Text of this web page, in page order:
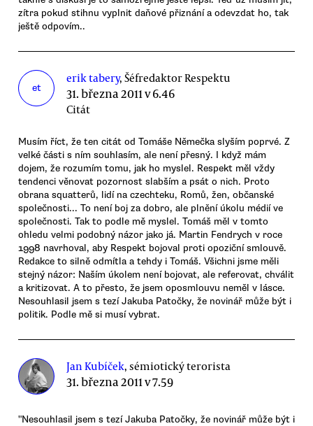
zítra pokud stihnu vyplnit daňové přiznání a odevzdat ho, tak
ještě odpovím..
et
erik tabery, Šéfredaktor Respektu
31. března 2011 v 6.46
Citát
Musím říct, že ten citát od Tomáše Němečka slyším poprvé. Z
velké části s ním souhlasím, ale není přesný. I když mám
dojem, že rozumím tomu, jak ho myslel. Respekt měl vždy
tendenci věnovat pozornost slabším a psát o nich. Proto
obrana squatterů, lidí na czechteku, Romů, žen, občanské
společnosti... To není boj za dobro, ale plnění úkolu médií ve
společnosti. Tak to podle mě myslel. Tomáš měl v tomto
ohledu velmi podobný názor jako já. Martin Fendrych v roce
1998 navrhoval, aby Respekt bojoval proti opoziční smlouvě.
Redakce to silně odmítla a tehdy i Tomáš. Všichni jsme měli
stejný názor: Naším úkolem není bojovat, ale referovat, chválit
a kritizovat. A to přesto, že jsem oposmlouvu neměl v lásce.
Nesouhlasil jsem s tezí Jakuba Patočky, že novinář může být i
politik. Podle mě si musí vybrat.
Jan Kubíček, sémiotický terorista
31. března 2011 v 7.59
"Nesouhlasil jsem s tezí Jakuba Patočky, že novinář může být i